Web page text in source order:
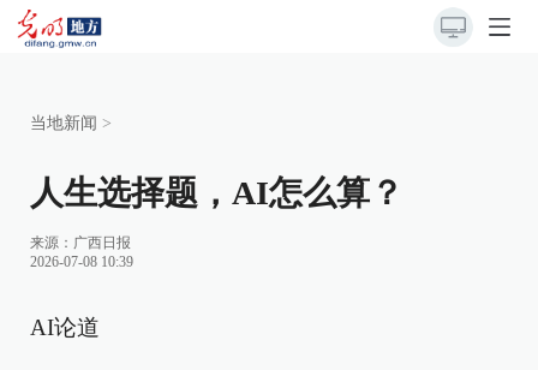
当地新闻 >
人生选择题，AI怎么算？
来源： 广西日报
2026-07-08 10:39
AI论道